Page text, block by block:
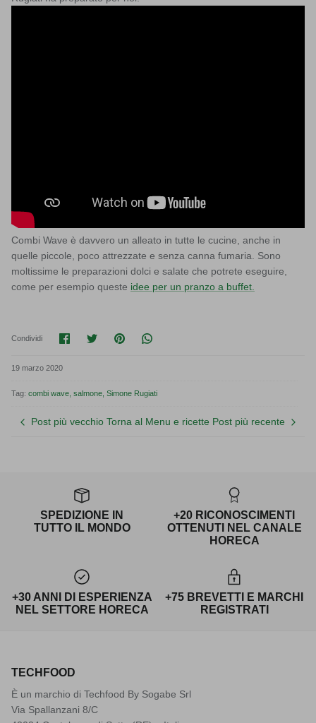
Combi Wave è davvero un alleato in tutte le cucine, anche in
quelle piccole, poco attrezzate e senza canna fumaria. Sono
moltissime le preparazioni dolci e salate che potrete eseguire,
come per esempio queste idee per un pranzo a buffet.
Condividi Condividi su Facebook
Condividi su Twitter
Condividi su Pinterest
Translation missing:
19 marzo 2020
Tag: combi wave salmone Simone Rugiati
Post più vecchio Torna al Menu e ricette Post più recente
SPEDIZIONE IN
TUTTO IL MONDO
+20 RICONOSCIMENTI
OTTENUTI NEL CANALE
HORECA
+30 ANNI DI ESPERIENZA
NEL SETTORE HORECA
+75 BREVETTI E MARCHI
REGISTRATI
TECHFOOD
È un marchio di Techfood By Sogabe Srl
Via Spallanzani 8/C